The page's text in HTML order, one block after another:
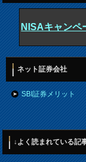
NISAキャンペ
ネット証券会社
SBI証券メリット
↓よく読まれている記